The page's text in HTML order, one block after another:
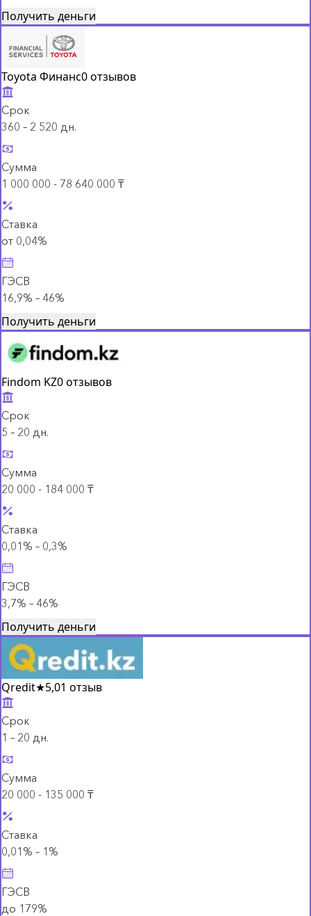
Получить деньги
Toyota Финанс0 отзывов
Срок
360 – 2 520 дн.
Сумма
1 000 000 - 78 640 000 ₸
Ставка
от 0,04%
ГЭСВ
16,9% – 46%
Получить деньги
Findom KZ0 отзывов
Срок
5 – 20 дн.
Сумма
20 000 - 184 000 ₸
Ставка
0,01% – 0,3%
ГЭСВ
3,7% – 46%
Получить деньги
Qredit★5,01 отзыв
Срок
1 – 20 дн.
Сумма
20 000 - 135 000 ₸
Ставка
0,01% – 1%
ГЭСВ
до 179%